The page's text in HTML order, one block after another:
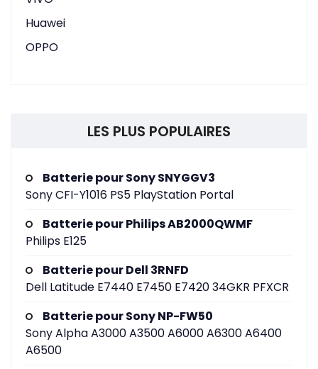
Huawei
OPPO
LES PLUS POPULAIRES
Batterie pour Sony SNYGGV3
Sony CFI-Y1016 PS5 PlayStation Portal
Batterie pour Philips AB2000QWMF
Philips E125
Batterie pour Dell 3RNFD
Dell Latitude E7440 E7450 E7420 34GKR PFXCR
Batterie pour Sony NP-FW50
Sony Alpha A3000 A3500 A6000 A6300 A6400
A6500